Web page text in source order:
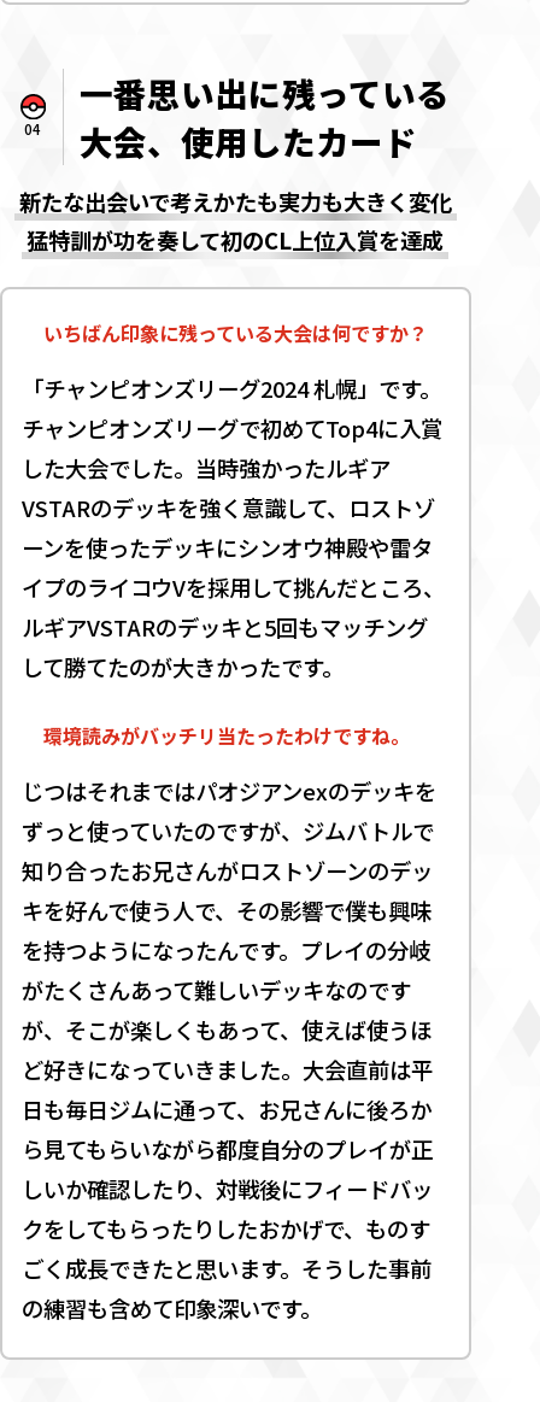
04
一番思い出に残っている
大会、使用したカード
新たな出会いで考えかたも実力も大きく変化
猛特訓が功を奏して初のCL上位入賞を達成
いちばん印象に残っている大会は何ですか？
「チャンピオンズリーグ2024 札幌」です。
チャンピオンズリーグで初めてTop4に入賞
した大会でした。当時強かったルギア
VSTARのデッキを強く意識して、ロストゾ
ーンを使ったデッキにシンオウ神殿や雷タ
イプのライコウVを採用して挑んだところ、
ルギアVSTARのデッキと5回もマッチング
して勝てたのが大きかったです。
環境読みがバッチリ当たったわけですね。
じつはそれまではパオジアンexのデッキを
ずっと使っていたのですが、ジムバトルで
知り合ったお兄さんがロストゾーンのデッ
キを好んで使う人で、その影響で僕も興味
を持つようになったんです。プレイの分岐
がたくさんあって難しいデッキなのです
が、そこが楽しくもあって、使えば使うほ
ど好きになっていきました。大会直前は平
日も毎日ジムに通って、お兄さんに後ろか
ら見てもらいながら都度自分のプレイが正
しいか確認したり、対戦後にフィードバッ
クをしてもらったりしたおかげで、ものす
ごく成長できたと思います。そうした事前
の練習も含めて印象深いです。